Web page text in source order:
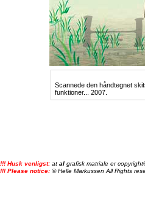
Scannede den håndtegnet
funktioner... 2007.
!!! Husk venligst: at al grafisk matriale er
!!! Please notice: © Helle Markussen All Rights